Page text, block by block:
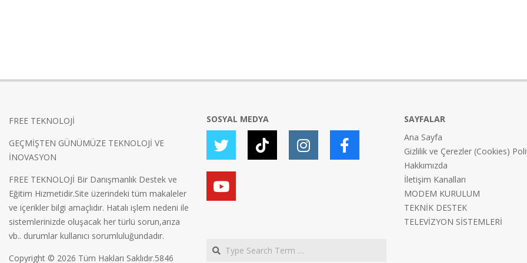
FREE TEKNOLOJİ
GEÇMİŞTEN GÜNÜMÜZE TEKNOLOJİ VE
İNOVASYON
FREE TEKNOLOJİ Bir Danışmanlık Destek ve
Eğitim Hizmetidir.Site üzerindeki tüm makaleler
ve içerikler bilgi amaçlıdır. Hatalı işlem nedeni ile
sistemlerinizde oluşacak her türlü sorun,arıza
vb.. durumlar kullanıcı sorumluluğundadır.
Copyright © 2026 Tüm Hakları Saklıdır.5846
SOSYAL MEDYA
Search
SAYFALAR
Ana Sayfa
Gizlilik ve Çerezler (Cookies)
Hakkımızda
İletişim Kanalları
MODEM KURULUM
TEKNİK DESTEK
TELEVİZYON SİSTEMLERİ